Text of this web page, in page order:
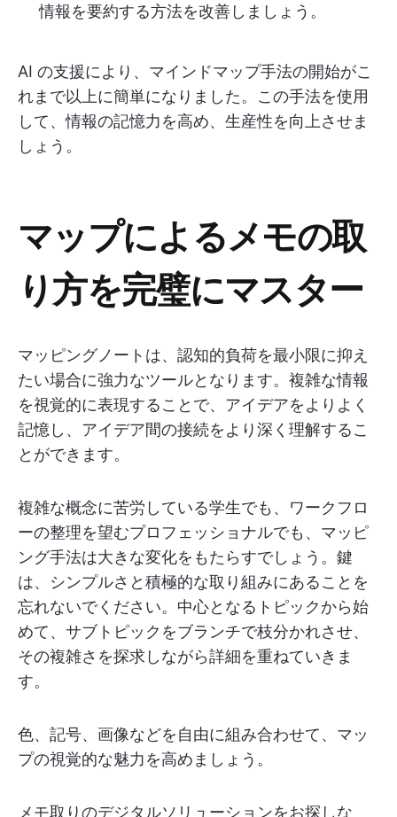
情報を要約する方法を改善しましょう。
AI の支援により、マインドマップ手法の開始がこ
れまで以上に簡単になりました。この手法を使用
して、情報の記憶力を高め、生産性を向上させま
しょう。
マップによるメモの取
り方を完璧にマスター
マッピングノートは、認知的負荷を最小限に抑え
たい場合に強力なツールとなります。複雑な情報
を視覚的に表現することで、アイデアをよりよく
記憶し、アイデア間の接続をより深く理解するこ
とができます。
複雑な概念に苦労している学生でも、ワークフロ
ーの整理を望むプロフェッショナルでも、マッピ
ング手法は大きな変化をもたらすでしょう。鍵
は、シンプルさと積極的な取り組みにあることを
忘れないでください。中心となるトピックから始
めて、サブトピックをブランチで枝分かれさせ、
その複雑さを探求しながら詳細を重ねていきま
す。
色、記号、画像などを自由に組み合わせて、マッ
プの視覚的な魅力を高めましょう。
メモ取りのデジタルソリューションをお探しな